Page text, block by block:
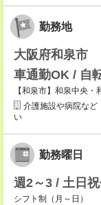
勤務地
大阪府和泉市
車通勤OK / 自
【和泉市】和泉中央
介護施設や病院な
い
勤務曜日
週2～3 / 土日
シフト制（月～日）